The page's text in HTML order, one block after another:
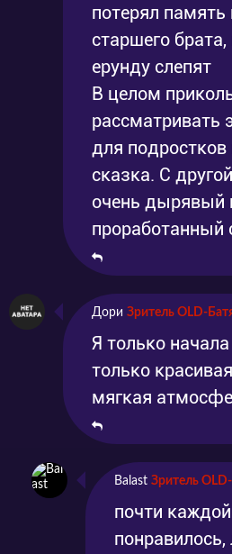
потерял память
старшего
ерунду слепят
В целом
рассматривать
для
сказка. С
очень дырявый
проработанный
Дори Зритель OLD-
Я только
только
мягкая
Balast Зритель
почти
понравилось,